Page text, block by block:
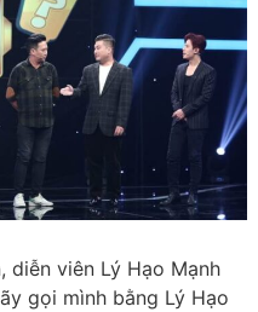
diễn viên Lý Hạo Mạnh
gọi mình bằng Lý Hạo